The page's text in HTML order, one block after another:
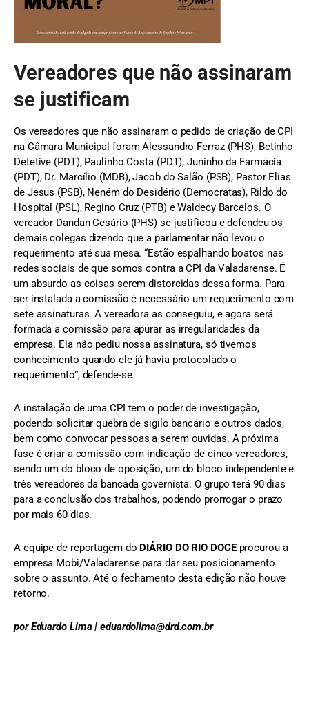
Vereadores que não assinaram
se justificam
Os vereadores que não assinaram o pedido de criação de CPI
na Câmara Municipal foram Alessandro Ferraz (PHS), Betinho
Detetive (PDT), Paulinho Costa (PDT), Juninho da Farmácia
(PDT), Dr. Marcílio (MDB), Jacob do Salão (PSB), Pastor Elias
de Jesus (PSB), Neném do Desidério (Democratas), Rildo do
Hospital (PSL), Regino Cruz (PTB) e Waldecy Barcelos. O
vereador Dandan Cesário (PHS) se justificou e defendeu os
demais colegas dizendo que a parlamentar não levou o
requerimento até sua mesa. “Estão espalhando boatos nas
redes sociais de que somos contra a CPI da Valadarense. É
um absurdo as coisas serem distorcidas dessa forma. Para
ser instalada a comissão é necessário um requerimento com
sete assinaturas. A vereadora as conseguiu, e agora será
formada a comissão para apurar as irregularidades da
empresa. Ela não pediu nossa assinatura, só tivemos
conhecimento quando ele já havia protocolado o
requerimento”, defende-se.
A instalação de uma CPI tem o poder de investigação,
podendo solicitar quebra de sigilo bancário e outros dados,
bem como convocar pessoas a serem ouvidas. A próxima
fase é criar a comissão com indicação de cinco vereadores,
sendo um do bloco de oposição, um do bloco independente e
três vereadores da bancada governista. O grupo terá 90 dias
para a conclusão dos trabalhos, podendo prorrogar o prazo
por mais 60 dias.
A equipe de reportagem do DIÁRIO DO RIO DOCEprocurou a
empresa Mobi/Valadarense para dar seu posicionamento
sobre o assunto. Até o fechamento desta edição não houve
retorno.
por Eduardo Lima | eduardolima@drd.com.br